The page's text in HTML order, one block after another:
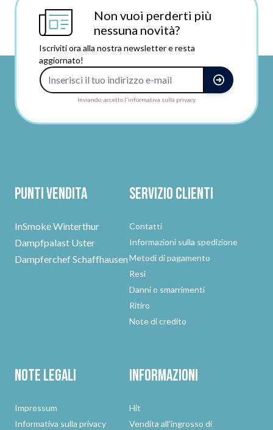
Non vuoi perderti più
nessuna novità?
Iscriviti ora alla nostra newsletter e resta
aggiornato!
Inviando, accetto l'informativa sulla privacy.
Punti vendita
InSmoke Winterthur
Dampfpalast Uster
Dampferchef Schaffhausen
Servizio clienti
Contatti
Informazioni sulla spedizione
Metodi di pagamento
Resi
Danni o smarrimenti
Ritiro
Note di credito
Note legali
Impressum
Informativa sulla privacy
Informazioni
Hit
Vendita all'ingrosso di